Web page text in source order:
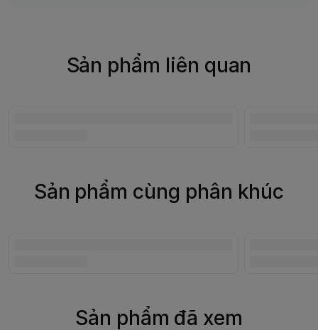
Sản phẩm liên quan
Sản phẩm cùng phân khúc
Sản phẩm đã xem